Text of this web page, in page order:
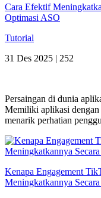
Cara Efektif
Optimasi ASO
Tutorial
31 Des 2025 | 252
Persaingan di dunia
Memiliki aplikasi
menarik perhatian
Kenapa Engagement
Meningkatkannya